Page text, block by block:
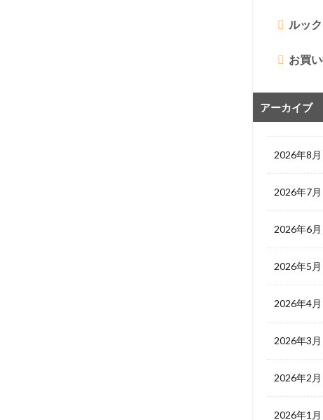
ルック
お買
アーカイブ
2026年8月
2026年7月
2026年6月
2026年5月
2026年4月
2026年3月
2026年2月
2026年1月